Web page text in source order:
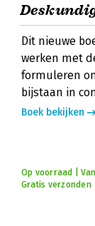
Dit nieuwe
werken met
formuleren
bijstaan in
Boek bekijken
Op voorraad |
Gratis verzonden